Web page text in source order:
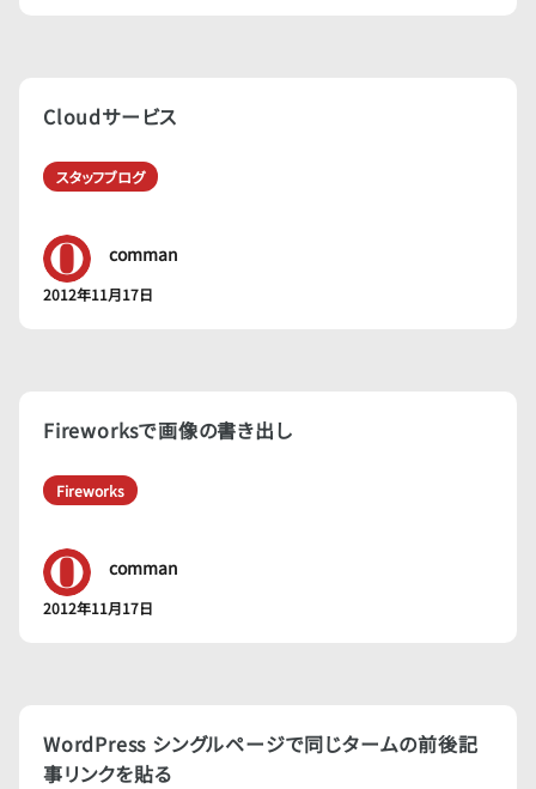
Cloudサービス
スタッフブログ
comman
2012年11月17日
Fireworksで画像の書き出し
Fireworks
comman
2012年11月17日
WordPress シングルページで同じタームの前後記
事リンクを貼る